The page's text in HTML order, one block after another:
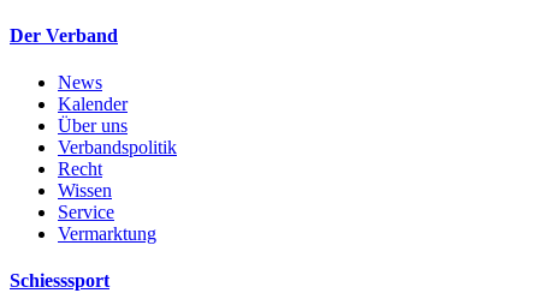
Der Verband
News
Kalender
Über uns
Verbandspolitik
Recht
Wissen
Service
Vermarktung
Schiesssport